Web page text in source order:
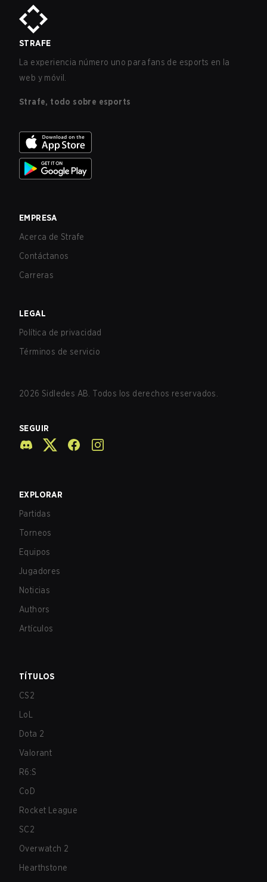
STRAFE
La experiencia número uno para fans de esports en la
web y móvil.
Strafe, todo sobre esports
EMPRESA
Acerca de Strafe
Contáctanos
Carreras
LEGAL
Política de privacidad
Términos de servicio
2026 Sidledes AB. Todos los derechos reservados.
SEGUIR
EXPLORAR
Partidas
Torneos
Equipos
Jugadores
Noticias
Authors
Artículos
TÍTULOS
CS2
LoL
Dota 2
Valorant
R6:S
CoD
Rocket League
SC2
Overwatch 2
Hearthstone